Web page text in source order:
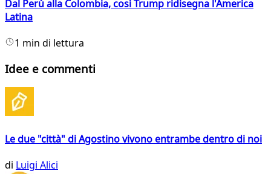
Dal Perù alla Colombia, così Trump ridisegna l'America
Latina
1 min di lettura
Idee e commenti
Le due "città" di Agostino vivono entrambe dentro di noi
di Luigi Alici